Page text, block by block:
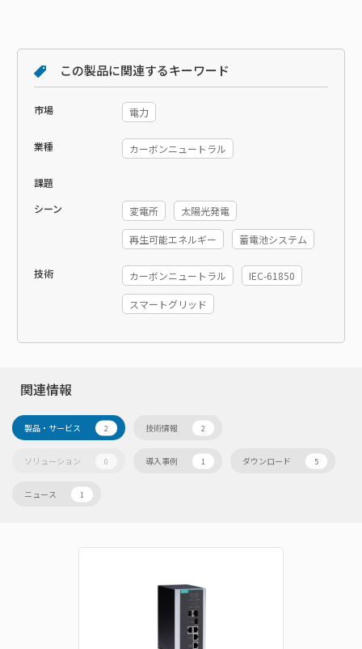
この製品に関連するキーワード
市場 電力
業種 カーボンニュートラル
課題
シーン
変電所 太陽光発電
再生可能エネルギー 蓄電池システム
技術 カーボンニュートラル IEC-61850
スマートグリッド
関連情報
製品・サービス 2 技術情報 2
ソリューション 0 導入事例 1 ダウンロード 5
ニュース 1